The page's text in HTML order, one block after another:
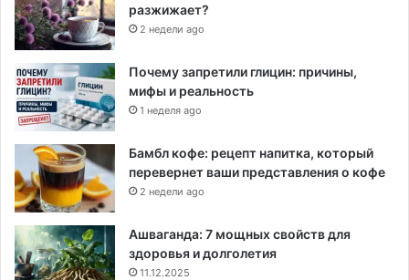
разжижает?
2 недели ago
Почему запретили глицин: причины,
мифы и реальность
1 неделя ago
Бамбл кофе: рецепт напитка, который
перевернет ваши представления о кофе
2 недели ago
Ашваганда: 7 мощных свойств для
здоровья и долголетия
11.12.2025